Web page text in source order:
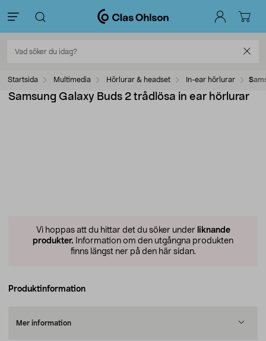
Startsida Multimedia Hörlurar & headset In-ear hörlurar
Samsung Galaxy Buds 2 trådlösa in ear hörlurar
Vi hoppas att du hittar det du söker under liknande
produkter. Information om den utgångna produkten
finns längst ner på den här sidan.
Produktinformation
Mer information